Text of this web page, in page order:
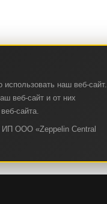
наш веб-сайт.
веб-сайт и от них
сайта.
ИП ООО «Zeppelin Central